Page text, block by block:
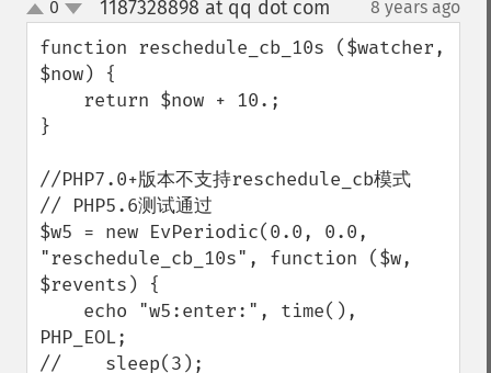
up
down
0 1187328898 at qq dot com 8 years ago
function reschedule_cb_10s ($watcher,
$now) {
}
//PHP7.0+版本不支持reschedule_cb模式
// PHP5.6测试通过
$w5 = new EvPeriodic(0.0, 0.0,
"reschedule_cb_10s", function ($w,
$revents) {
PHP_EOL;
//    sleep(3);